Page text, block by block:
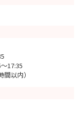
17:35
以内）